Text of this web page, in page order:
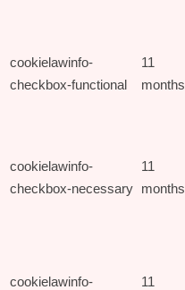
cookielawinfo-
checkbox-functional
11
months
cookielawinfo-
checkbox-necessary
11
months
cookielawinfo-
11